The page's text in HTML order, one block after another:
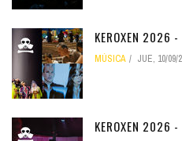
KEROXEN 2026
MÚSICA JUE, 10/09/
KEROXEN 2026 -